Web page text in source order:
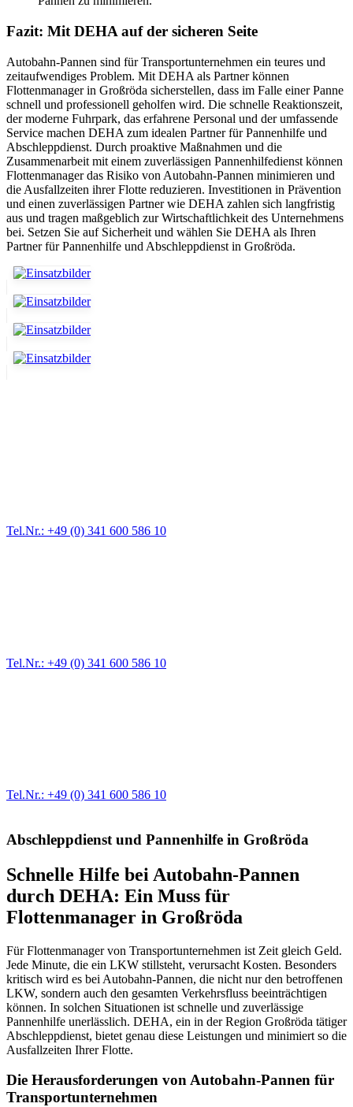
Fazit: Mit DEHA auf der sicheren Seite
Autobahn-Pannen sind für Transportunternehmen ein teures und
zeitaufwendiges Problem. Mit DEHA als Partner können
Flottenmanager in Großröda sicherstellen, dass im Falle einer Panne
schnell und professionell geholfen wird. Die schnelle Reaktionszeit,
der moderne Fuhrpark, das erfahrene Personal und der umfassende
Service machen DEHA zum idealen Partner für Pannenhilfe und
Abschleppdienst. Durch proaktive Maßnahmen und die
Zusammenarbeit mit einem zuverlässigen Pannenhilfedienst können
Flottenmanager das Risiko von Autobahn-Pannen minimieren und
die Ausfallzeiten ihrer Flotte reduzieren. Investitionen in Prävention
und einen zuverlässigen Partner wie DEHA zahlen sich langfristig
aus und tragen maßgeblich zur Wirtschaftlichkeit des Unternehmens
bei. Setzen Sie auf Sicherheit und wählen Sie DEHA als Ihren
Partner für Pannenhilfe und Abschleppdienst in Großröda.
Tel.Nr.: +49 (0) 341 600 586 10
Tel.Nr.: +49 (0) 341 600 586 10
Tel.Nr.: +49 (0) 341 600 586 10
Abschleppdienst und Pannenhilfe in Großröda
Schnelle Hilfe bei Autobahn-Pannen
durch DEHA: Ein Muss für
Flottenmanager in Großröda
Für Flottenmanager von Transportunternehmen ist Zeit gleich Geld.
Jede Minute, die ein LKW stillsteht, verursacht Kosten. Besonders
kritisch wird es bei Autobahn-Pannen, die nicht nur den betroffenen
LKW, sondern auch den gesamten Verkehrsfluss beeinträchtigen
können. In solchen Situationen ist schnelle und zuverlässige
Pannenhilfe unerlässlich. DEHA, ein in der Region Großröda tätiger
Abschleppdienst, bietet genau diese Leistungen und minimiert so die
Ausfallzeiten Ihrer Flotte.
Die Herausforderungen von Autobahn-Pannen für
Transportunternehmen